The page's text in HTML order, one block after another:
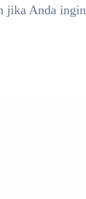
jika Anda ingin